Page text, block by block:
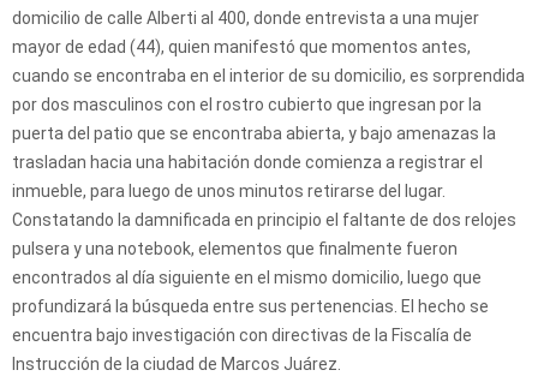
domicilio de calle Alberti al 400, donde entrevista a una mujer
mayor de edad (44), quien manifestó que momentos antes,
cuando se encontraba en el interior de su domicilio, es sorprendida
por dos masculinos con el rostro cubierto que ingresan por la
puerta del patio que se encontraba abierta, y bajo amenazas la
trasladan hacia una habitación donde comienza a registrar el
inmueble, para luego de unos minutos retirarse del lugar.
Constatando la damnificada en principio el faltante de dos relojes
pulsera y una notebook, elementos que finalmente fueron
encontrados al día siguiente en el mismo domicilio, luego que
profundizará la búsqueda entre sus pertenencias. El hecho se
encuentra bajo investigación con directivas de la Fiscalía de
Instrucción de la ciudad de Marcos Juárez.